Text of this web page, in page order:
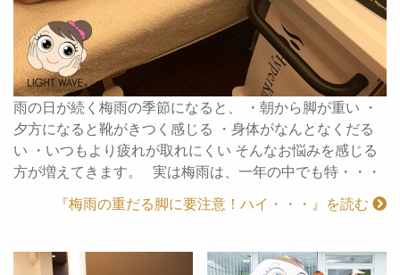
雨の日が続く梅雨の季節になると、 ・朝から脚が重い ・
夕方になると靴がきつく感じる ・身体がなんとなくだる
い ・いつもより疲れが取れにくい そんなお悩みを感じる
方が増えてきます。 実は梅雨は、一年の中でも特・・・
『梅雨の重だる脚に要注意！ハイ・・・』を読む